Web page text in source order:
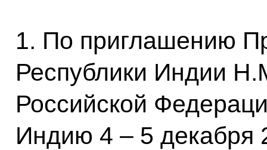
1. По приглашению
Республики Индии
Российской
Индию 4 – 5 декабря